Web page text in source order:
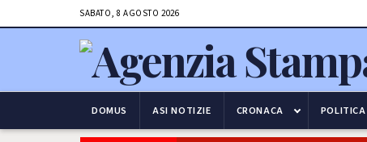
SABATO, 8 AGOSTO 2026
DOMUS ASI NOTIZIE CRONACA POLITICA